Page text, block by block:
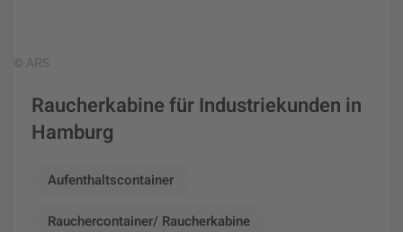
© ARS
Raucherkabine für Industriekunden in
Hamburg
Aufenthaltscontainer
Rauchercontainer/ Raucherkabine